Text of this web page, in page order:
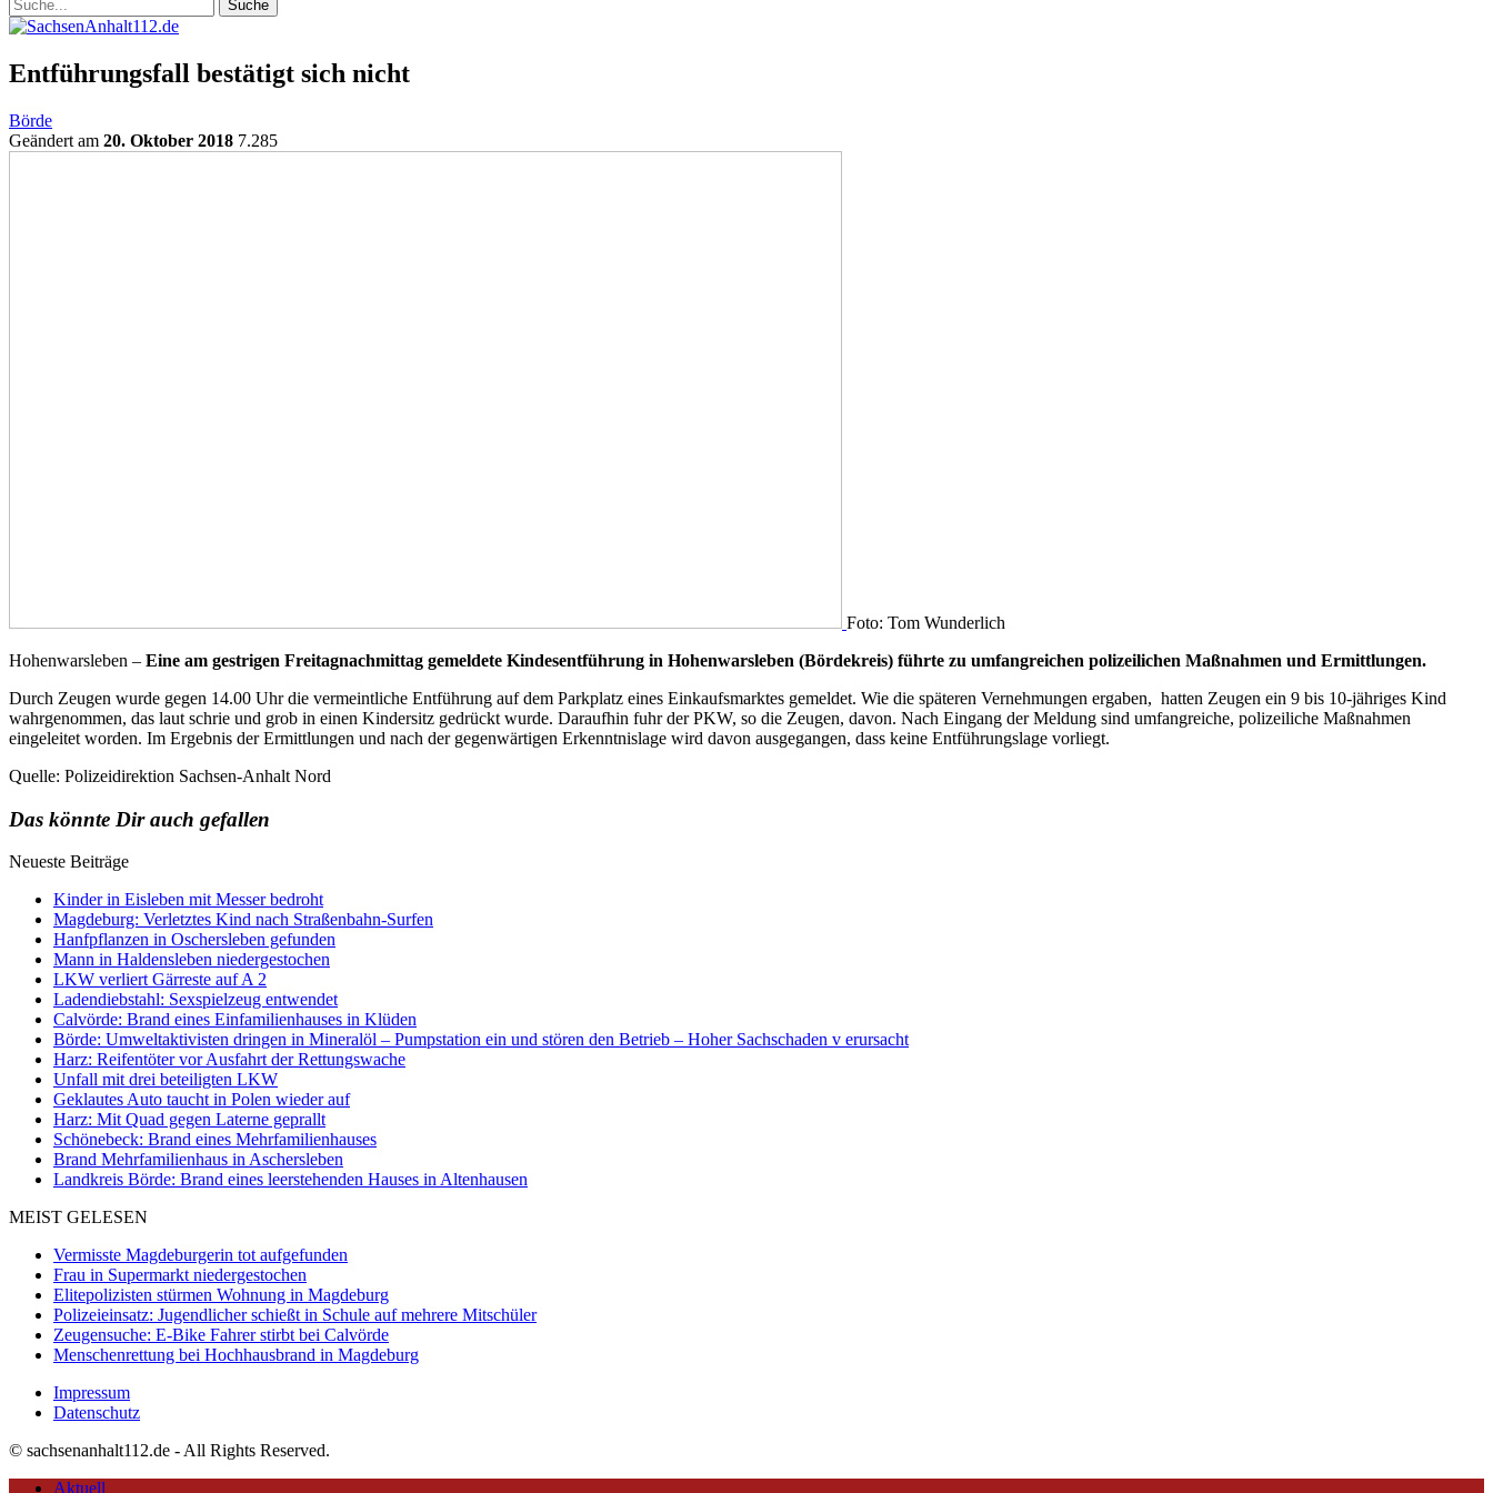
Entführungsfall bestätigt sich nicht
Börde
Geändert am 20. Oktober 2018 7.285
Foto: Tom Wunderlich
Hohenwarsleben – Eine am gestrigen Freitagnachmittag gemeldete Kindesentführung in Hohenwarsleben (Bördekreis) führte zu umfangreichen polizeilichen Maßnahmen und Ermittlungen.
Durch Zeugen wurde gegen 14.00 Uhr die vermeintliche Entführung auf dem Parkplatz eines Einkaufsmarktes gemeldet. Wie die späteren Vernehmungen ergaben, hatten Zeugen ein 9 bis 10-jähriges Kind
wahrgenommen, das laut schrie und grob in einen Kindersitz gedrückt wurde. Daraufhin fuhr der PKW, so die Zeugen, davon. Nach Eingang der Meldung sind umfangreiche, polizeiliche Maßnahmen
eingeleitet worden. Im Ergebnis der Ermittlungen und nach der gegenwärtigen Erkenntnislage wird davon ausgegangen, dass keine Entführungslage vorliegt.
Quelle: Polizeidirektion Sachsen-Anhalt Nord
Das könnte Dir auch gefallen
Neueste Beiträge
Kinder in Eisleben mit Messer bedroht
Magdeburg: Verletztes Kind nach Straßenbahn-Surfen
Hanfpflanzen in Oschersleben gefunden
Mann in Haldensleben niedergestochen
LKW verliert Gärreste auf A 2
Ladendiebstahl: Sexspielzeug entwendet
Calvörde: Brand eines Einfamilienhauses in Klüden
Börde: Umweltaktivisten dringen in Mineralöl – Pumpstation ein und stören den Betrieb – Hoher Sachschaden v erursacht
Harz: Reifentöter vor Ausfahrt der Rettungswache
Unfall mit drei beteiligten LKW
Geklautes Auto taucht in Polen wieder auf
Harz: Mit Quad gegen Laterne geprallt
Schönebeck: Brand eines Mehrfamilienhauses
Brand Mehrfamilienhaus in Aschersleben
Landkreis Börde: Brand eines leerstehenden Hauses in Altenhausen
MEIST GELESEN
Vermisste Magdeburgerin tot aufgefunden
Frau in Supermarkt niedergestochen
Elitepolizisten stürmen Wohnung in Magdeburg
Polizeieinsatz: Jugendlicher schießt in Schule auf mehrere Mitschüler
Zeugensuche: E-Bike Fahrer stirbt bei Calvörde
Menschenrettung bei Hochhausbrand in Magdeburg
Impressum
Datenschutz
© sachsenanhalt112.de - All Rights Reserved.
Aktuell